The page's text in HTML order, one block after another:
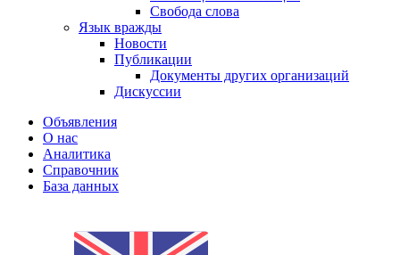
Свобода слова
Язык вражды
Новости
Публикации
Документы других организаций
Дискуссии
Объявления
О нас
Аналитика
Справочник
База данных